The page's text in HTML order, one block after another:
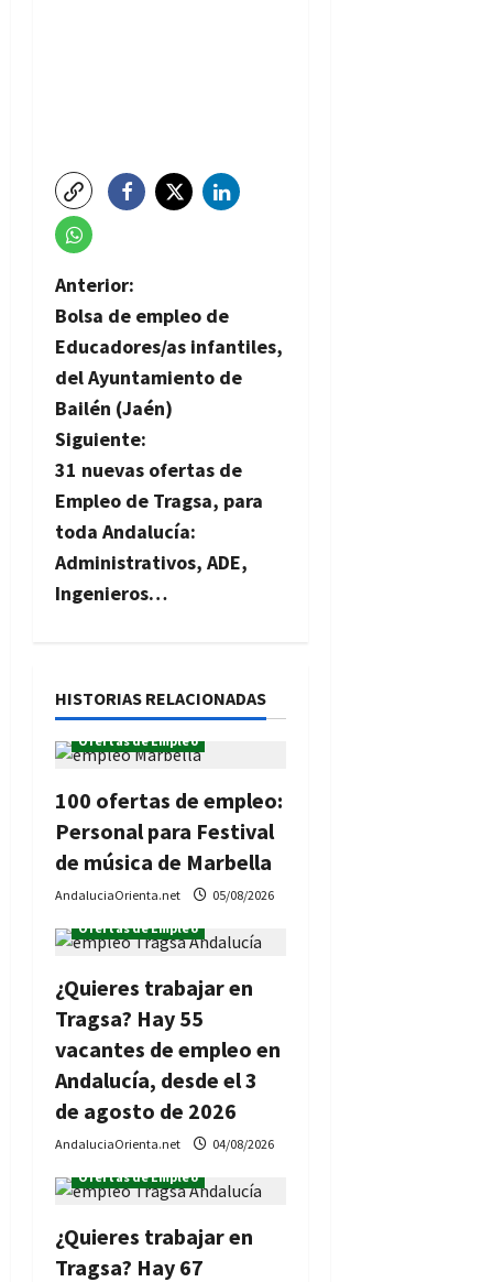
N
a
v
e
g
a
c
n
d
e
e
n
t
r
a
d
a
s
Anterior:
Bolsa de empleo de
Educadores/as infantiles,
del Ayuntamiento de
Bailén (Jaén)
Siguiente:
31 nuevas ofertas de
Empleo de Tragsa, para
toda Andalucía:
Administrativos, ADE,
Ingenieros…
HISTORIAS RELACIONADAS
Ofertas de Empleo
100 ofertas de empleo:
Personal para Festival
de música de Marbella
AndaluciaOrienta.net
05/08/2026
Ofertas de Empleo
¿Quieres trabajar en
Tragsa? Hay 55
vacantes de empleo en
Andalucía, desde el 3
de agosto de 2026
AndaluciaOrienta.net
04/08/2026
Ofertas de Empleo
¿Quieres trabajar en
Tragsa? Hay 67